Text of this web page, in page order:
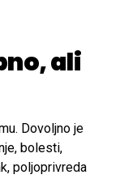
ali
Dovoljno je
bolesti,
poljoprivreda